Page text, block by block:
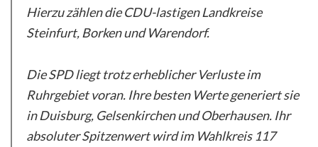
Hierzu zählen die CDU-lastigen Landkreise
Steinfurt, Borken und Warendorf.
Die SPD liegt trotz erheblicher Verluste im
Ruhrgebiet voran. Ihre besten Werte generiert sie
in Duisburg, Gelsenkirchen und Oberhausen. Ihr
absoluter Spitzenwert wird im Wahlkreis 117